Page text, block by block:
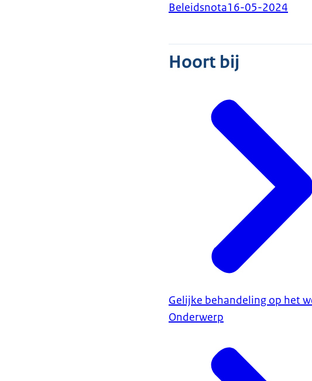
Beleidsnota16-05-2024
Hoort bij
Gelijke behandeling op het
Onderwerp